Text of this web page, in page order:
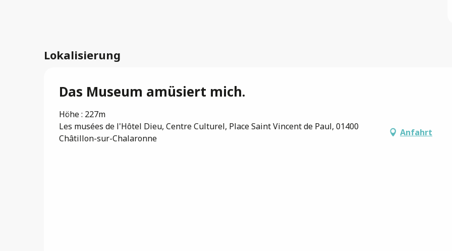
Lokalisierung
Das Museum amüsiert mich.
Höhe : 227m
Les musées de l'Hôtel Dieu, Centre Culturel, Place Saint Vincent de Paul, 01400
Châtillon-sur-Chalaronne
Anfahrt